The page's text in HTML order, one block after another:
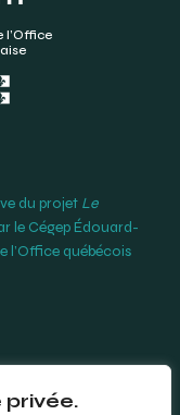
privée.
du projet Le
le Cégep Édouard-
l’Office québécois